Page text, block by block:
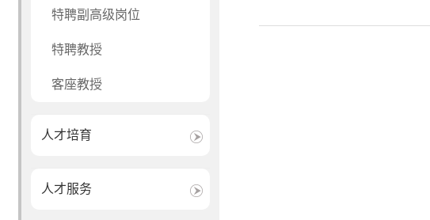
特聘副高级岗位
特聘教授
客座教授
人才培育
人才服务